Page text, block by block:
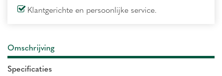
Klantgerichte en persoonlijke service.
Omschrijving
Specificaties